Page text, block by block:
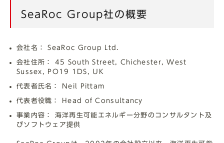
SeaRoc Group社の概要
会社名： SeaRoc Group Ltd.
会社住所： 45 South Street, Chichester, West
Sussex, PO19 1DS, UK
代表者氏名： Neil Pittam
代表者役職： Head of Consultancy
事業内容： 海洋再生可能エネルギー分野のコンサルタント及
びソフトウェア提供